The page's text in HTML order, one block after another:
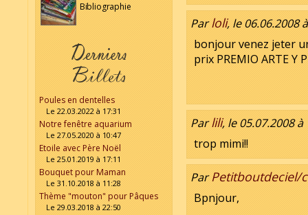
Bibliographie
Poules en dentelles
Le 22.03.2022 à 17:31
Notre fenêtre aquarium
Le 27.05.2020 à 10:47
Etoile avec Père Noël
Le 25.01.2019 à 17:11
Bouquet pour Maman
Le 31.10.2018 à 11:28
Thème "mouton" pour Pâques
Le 29.03.2018 à 22:50
Parloli, le 06.06.2008
bonjour venez jeter
prix PREMIO ARTE Y
Parlili, le 05.07.2008 à
trop mimi!!
ParPetitboutdeciel/
Bpnjour,